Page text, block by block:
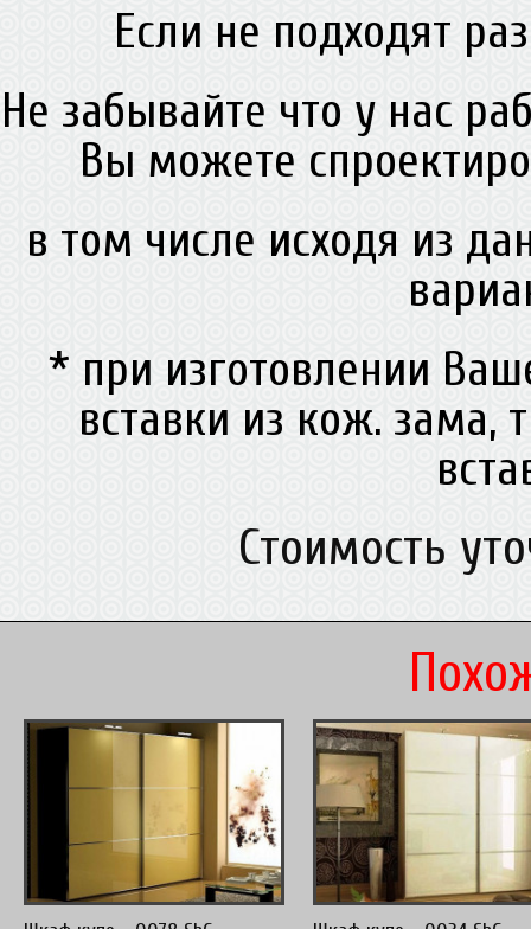
Если не подходят
Не забывайте что у нас
Вы можете
в том числе исходя из
* при изготовлении
вставки из кож. зама,
Стоимость